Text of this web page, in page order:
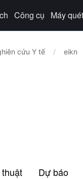
Công cụ Máy
cứu Y tế / eikn
thuật Dự báo